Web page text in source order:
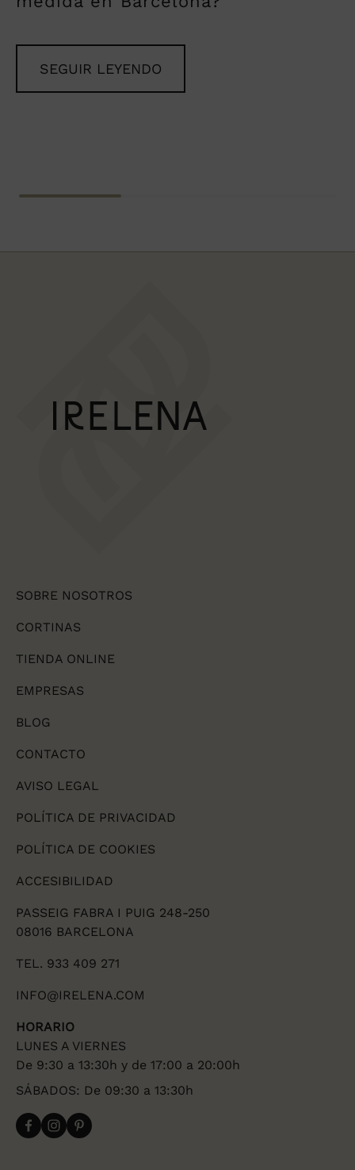
SEGUIR LEYENDO
SOBRE NOSOTROS
CORTINAS
TIENDA ONLINE
EMPRESAS
BLOG
CONTACTO
AVISO LEGAL
POLÍTICA DE PRIVACIDAD
POLÍTICA DE COOKIES
ACCESIBILIDAD
PASSEIG FABRA I PUIG 248-250
08016 BARCELONA
TEL. 933 409 271
INFO@IRELENA.COM
HORARIO
LUNES A VIERNES
De 9:30 a 13:30h y de 17:00 a 20:00h
SÁBADOS: De 09:30 a 13:30h